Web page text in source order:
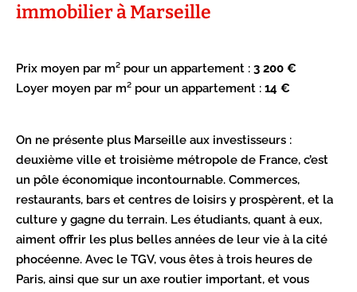
immobilier à Marseille
Prix moyen par m² pour un appartement : 3 200 €
Loyer moyen par m² pour un appartement : 14 €
On ne présente plus Marseille aux investisseurs :
deuxième ville et troisième métropole de France, c’est
un pôle économique incontournable. Commerces,
restaurants, bars et centres de loisirs y prospèrent, et la
culture y gagne du terrain. Les étudiants, quant à eux,
aiment offrir les plus belles années de leur vie à la cité
phocéenne. Avec le TGV, vous êtes à trois heures de
Paris, ainsi que sur un axe routier important, et vous